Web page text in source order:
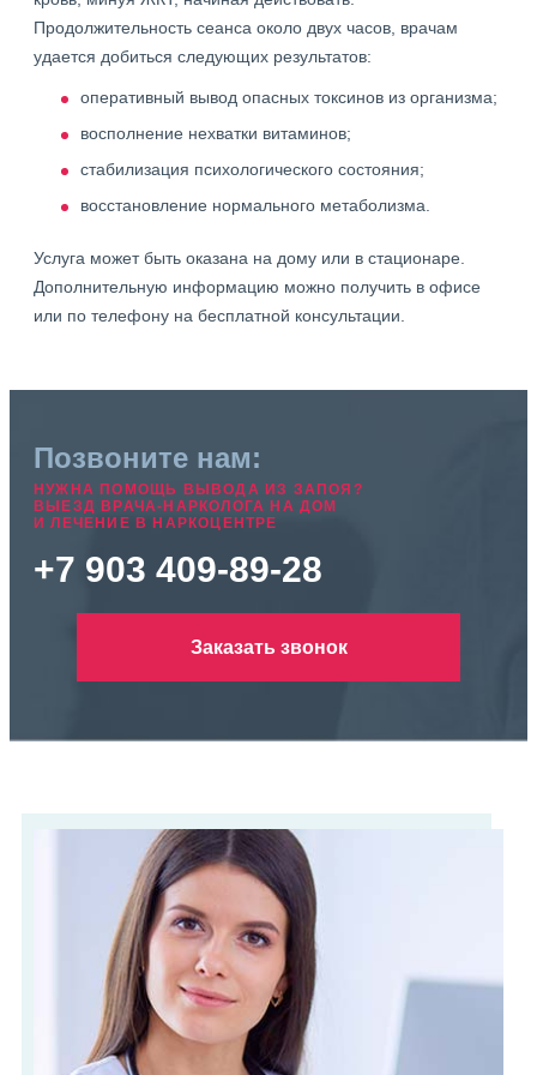
Продолжительность сеанса около двух часов, врачам
удается добиться следующих результатов:
оперативный вывод опасных токсинов из организма;
восполнение нехватки витаминов;
стабилизация психологического состояния;
восстановление нормального метаболизма.
Услуга может быть оказана на дому или в стационаре.
Дополнительную информацию можно получить в офисе
или по телефону на бесплатной консультации.
Позвоните нам:
НУЖНА ПОМОЩЬ ВЫВОДА ИЗ ЗАПОЯ?
ВЫЕЗД ВРАЧА-НАРКОЛОГА НА ДОМ
И ЛЕЧЕНИЕ В НАРКОЦЕНТРЕ
+7 903 409-89-28
Заказать звонок